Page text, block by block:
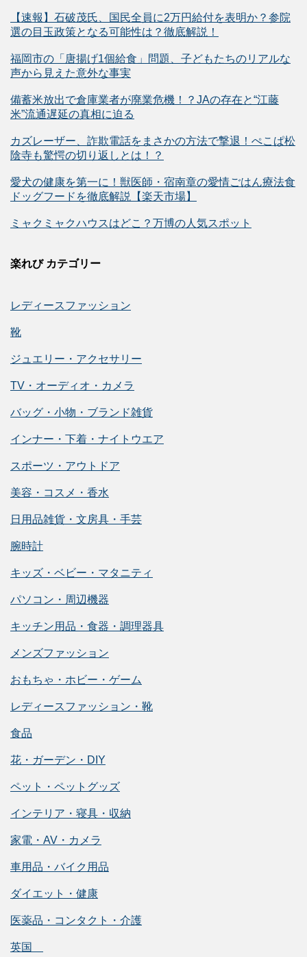
【速報】石破茂氏、国民全員に2万円給付を表明か？参院
選の目玉政策となる可能性は？徹底解説！
福岡市の「唐揚げ1個給食」問題、子どもたちのリアルな
声から見えた意外な事実
備蓄米放出で倉庫業者が廃業危機！？JAの存在と“江藤
米”流通遅延の真相に迫る
カズレーザー、詐欺電話をまさかの方法で撃退！ぺこぱ松
陰寺も驚愕の切り返しとは！？
愛犬の健康を第一に！獣医師・宿南章の愛情ごはん療法食
ドッグフードを徹底解説【楽天市場】
ミャクミャクハウスはどこ？万博の人気スポット
楽れび カテゴリー
レディースファッション
靴
ジュエリー・アクセサリー
TV・オーディオ・カメラ
バッグ・小物・ブランド雑貨
インナー・下着・ナイトウエア
スポーツ・アウトドア
美容・コスメ・香水
日用品雑貨・文房具・手芸
腕時計
キッズ・ベビー・マタニティ
パソコン・周辺機器
キッチン用品・食器・調理器具
メンズファッション
おもちゃ・ホビー・ゲーム
レディースファッション・靴
食品
花・ガーデン・DIY
ペット・ペットグッズ
インテリア・寝具・収納
家電・AV・カメラ
車用品・バイク用品
ダイエット・健康
医薬品・コンタクト・介護
英国